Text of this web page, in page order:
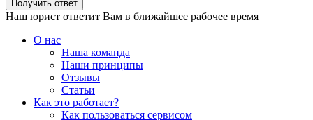
Наш юрист ответит Вам в ближайшее рабочее время
О нас
Наша команда
Наши принципы
Отзывы
Статьи
Как это работает?
Как пользоваться сервисом